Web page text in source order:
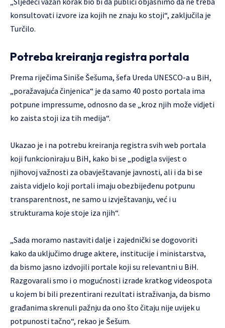
konsultovati izvore iza kojih ne znaju ko stoji“, zaključila je
Turčilo.
Potreba kreiranja registra portala
Prema riječima Siniše Šešuma, šefa Ureda UNESCO-a u BiH,
„poražavajuća činjenica“ je da samo 40 posto portala ima
potpune impressume, odnosno da se „kroz njih može vidjeti
ko zaista stoji iza tih medija“.
Ukazao je i na potrebu kreiranja registra svih web portala
koji funkcioniraju u BiH, kako bi se „podigla svijest o
njihovoj važnosti za obavještavanje javnosti, ali i da bi se
zaista vidjelo koji portali imaju obezbijeđenu potpunu
transparentnost, ne samo u izvještavanju, već i u
strukturama koje stoje iza njih“.
„Sada moramo nastaviti dalje i zajednički se dogovoriti
kako da uključimo druge aktere, institucije i ministarstva,
da bismo jasno izdvojili portale koji su relevantni u BiH.
Razgovarali smo i o mogućnosti izrade kratkog videospota
u kojem bi bili prezentirani rezultati istraživanja, da bismo
građanima skrenuli pažnju da ono što čitaju nije uvijek u
potpunosti tačno“, rekao je Šešum.